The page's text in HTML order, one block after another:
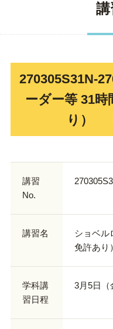
講
270305S31N-
ーダー等 31時
り）
講習
No.
講習名
ショベル
免許あり）
学科講
習日程
3月5日（